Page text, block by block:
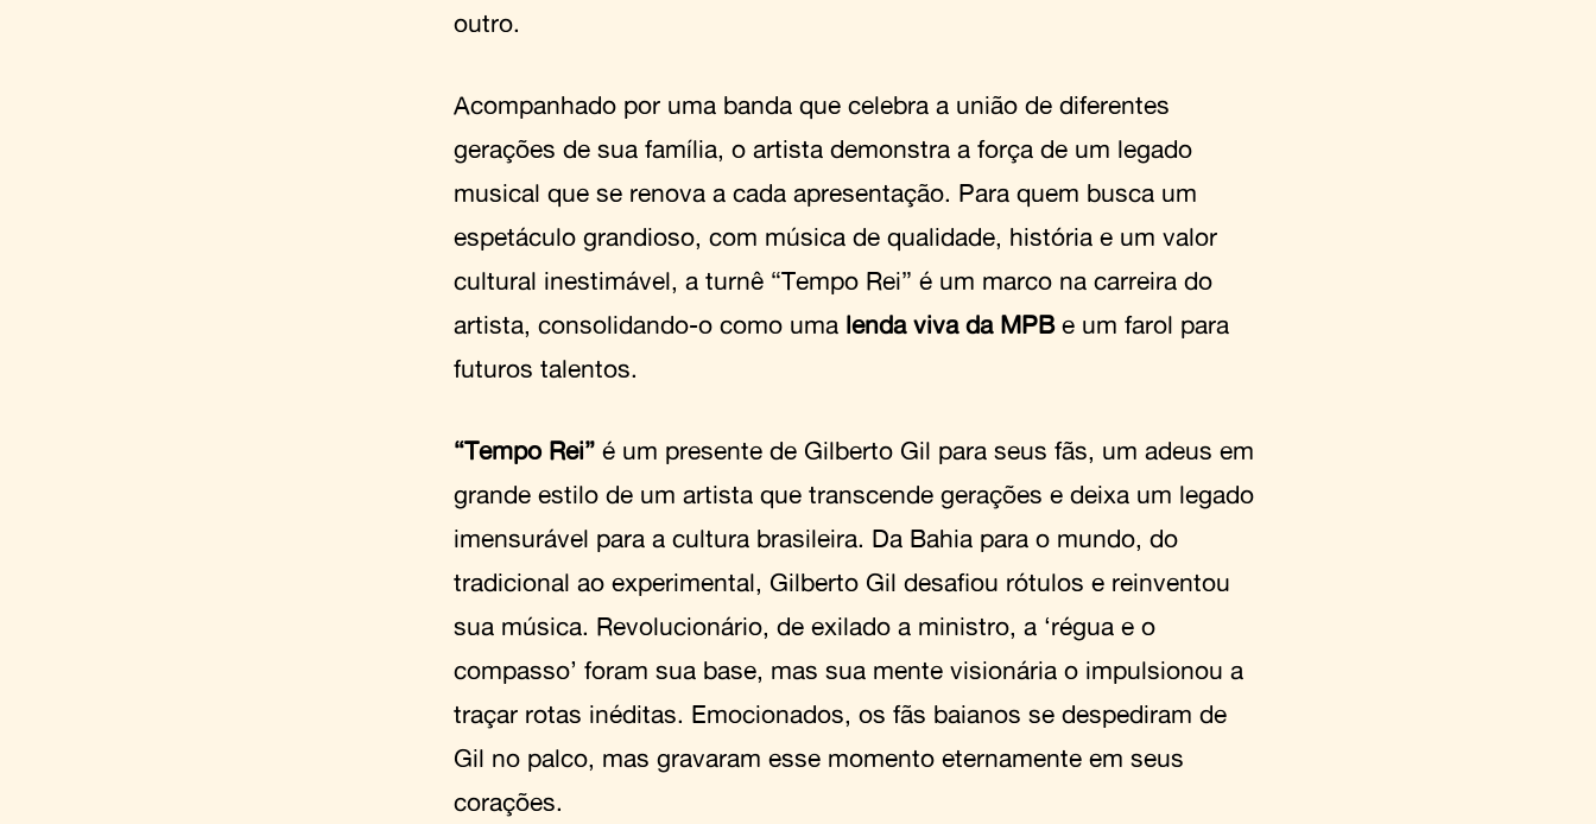
outro.
Acompanhado por uma banda que celebra a união de diferentes
gerações de sua família, o artista demonstra a força de um legado
musical que se renova a cada apresentação. Para quem busca um
espetáculo grandioso, com música de qualidade, história e um valor
cultural inestimável, a turnê “Tempo Rei” é um marco na carreira do
artista, consolidando-o como uma lenda viva da MPBe um farol para
futuros talentos.
“Tempo Rei” é um presente de Gilberto Gil para seus fãs, um adeus em
grande estilo de um artista que transcende gerações e deixa um legado
imensurável para a cultura brasileira. Da Bahia para o mundo, do
tradicional ao experimental, Gilberto Gil desafiou rótulos e reinventou
sua música. Revolucionário, de exilado a ministro, a ‘régua e o
compasso’ foram sua base, mas sua mente visionária o impulsionou a
traçar rotas inéditas. Emocionados, os fãs baianos se despediram de
Gil no palco, mas gravaram esse momento eternamente em seus
corações.